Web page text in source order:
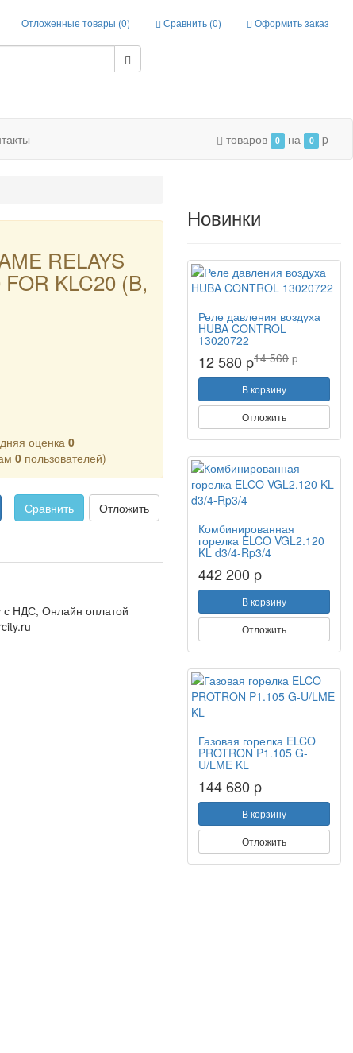
Отложенные товары (0) Сравнить (0) Оформить заказ
товаров 0 на 0 p
RELAYS
KLC20 (B,
оценка0
0 пользователей)
Сравнить Отложить
с НДС, Онлайн оплатой
Новинки
Реле давления воздуха
HUBA CONTROL
13020722
12 580 p14 560 p
В корзину
Отложить
Комбинированная
горелка ELCO VGL2.120
KL d3/4-Rp3/4
442 200 p
В корзину
Отложить
Газовая горелка ELCO
PROTRON P1.105 G-
U/LME KL
144 680 p
В корзину
Отложить